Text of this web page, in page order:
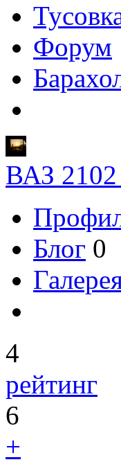
Форум
ВАЗ 2102
Блог 0
4
рейтинг
6
+